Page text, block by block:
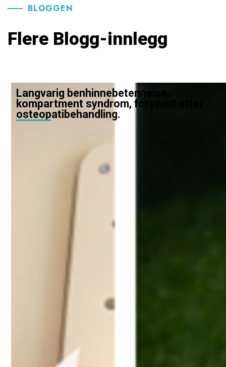
BLOGGEN
Flere Blogg-innlegg
Langvarig benhinnebetennelse,
kompartment syndrom, forsvant etter
osteopatibehandling.